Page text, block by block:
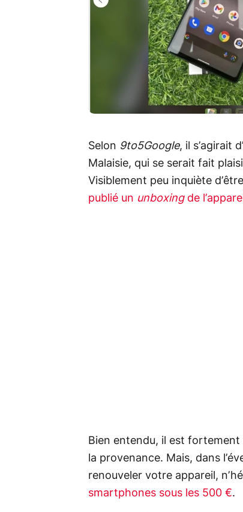
Selon 9to5Google, il s’agirait
Malaisie, qui se serait fait
Visiblement peu inquiète
publié un unboxingde
Bien entendu, il est
la provenance. Mais, dans
renouveler votre appareil,
smartphones sous les 500 €.